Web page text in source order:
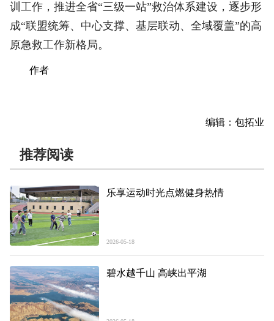
训工作，推进全省“三级一站”救治体系建设，逐步形
成“联盟统筹、中心支撑、基层联动、全域覆盖”的高
原急救工作新格局。
作者
编辑：包拓业
推荐阅读
乐享运动时光点燃健身热情
2026-05-18
碧水越千山 高峡出平湖